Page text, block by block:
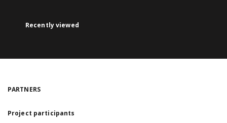
Recently viewed
PARTNERS
Project participants